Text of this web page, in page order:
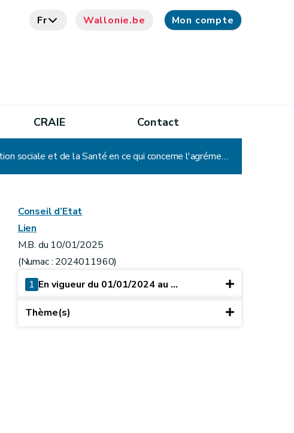
Fr Wallonie.be Mon compte
CRAIE Contact
Arrêté du Gouvernement wallon modifiant le livre V, titre VI, du Code réglementaire wallon de l'Action sociale et de la Santé en ce qui concerne l'agrément des services relevant du secteur du handicap
Conseil d’Etat
Lien
M.B. du 10/01/2025
(Numac : 2024011960)
1 En vigueur du 01/01/2024 au ...
Thème(s)